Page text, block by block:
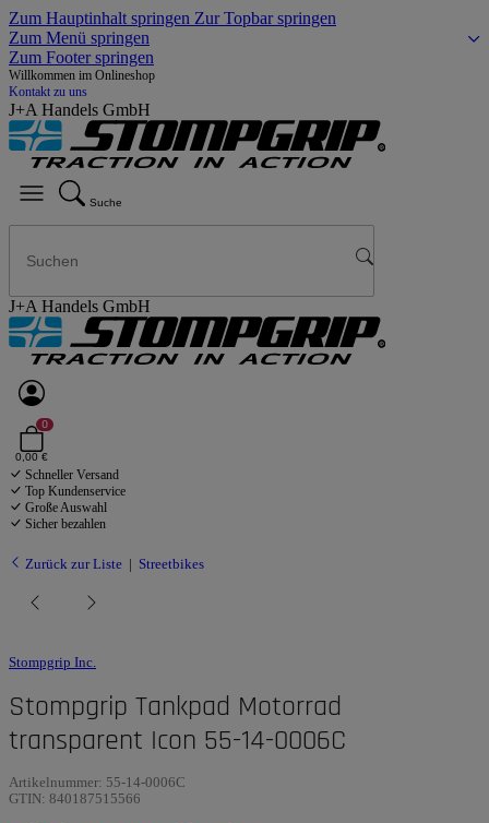
Zum Hauptinhalt springen Zur Topbar springen
Zum Menü springen
Zum Footer springen
Willkommen im Onlineshop
Kontakt zu uns
J+A Handels GmbH
Suche
J+A Handels GmbH
0
0,00 €
Schneller Versand
Top Kundenservice
Große Auswahl
Sicher bezahlen
Zurück zur Liste Streetbikes
Stompgrip Inc.
Stompgrip Tankpad Motorrad
transparent Icon 55-14-0006C
Artikelnummer: 55-14-0006C
GTIN: 840187515566